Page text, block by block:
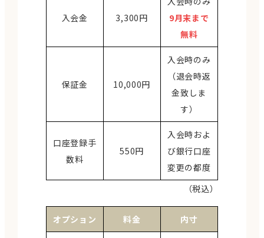
入会金 3,300円
9月末まで
無料
保証金 10,000円
入会時のみ
（退会時返
金致しま
す）
口座登録手
数料
550円
入会時およ
び銀行口座
変更の都度
（税込）
オプション 料金 内寸